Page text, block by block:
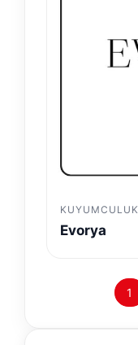
KUYUMCULUK
Evorya
1